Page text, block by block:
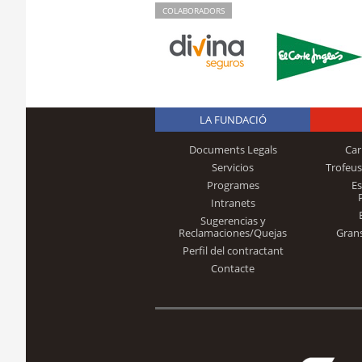
COLABORADORS
LA FUNDACIÓ
Documents Legals
Servicios
Programes
Intranets
Sugerencias y
Reclamaciones/Quejas
Perfil del contractant
Contacte